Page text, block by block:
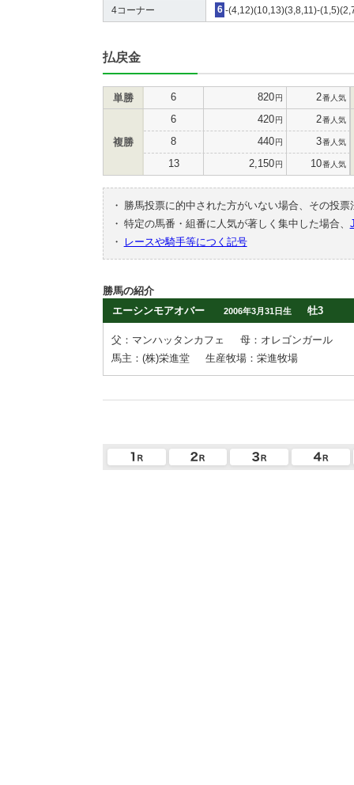
4コーナー 6 -(4,12)(10,13)(3,8,11)-
払戻金
単勝 6 820円 2番人気
複勝
6 420円 2番人気
8 440円 3番人気
13 2,150円 10番人気
・
勝馬投票に的中された方がいない場合、その投
・ 特定の馬番・組番に人気が著しく集中した場合、
・
レースや騎手等につく記号
勝馬の紹介
エーシンモアオバー
2006年3月31日生 牡3
父：マンハッタンカフェ
母：オレゴンガール
馬主：(株)栄進堂
生産牧場：栄進牧場